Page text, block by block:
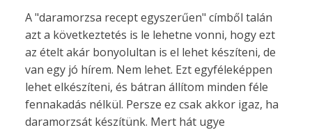
A "daramorzsa recept egyszerűen" címből talán
azt a következtetés is le lehetne vonni, hogy ezt
az ételt akár bonyolultan is el lehet készíteni, de
van egy jó hírem. Nem lehet. Ezt egyféleképpen
lehet elkészíteni, és bátran állítom minden féle
fennakadás nélkül. Persze ez csak akkor igaz, ha
daramorzsát készítünk. Mert hát ugye